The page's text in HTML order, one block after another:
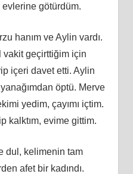
götürdüm.
hanım ve Aylin vardı.
vakit geçirttiğim için
içeri davet etti. Aylin
öptü. Merve
yedim, çayımı içtim.
kalktım, evime gittim.
dul, kelimenin tam
afet bir kadındı.